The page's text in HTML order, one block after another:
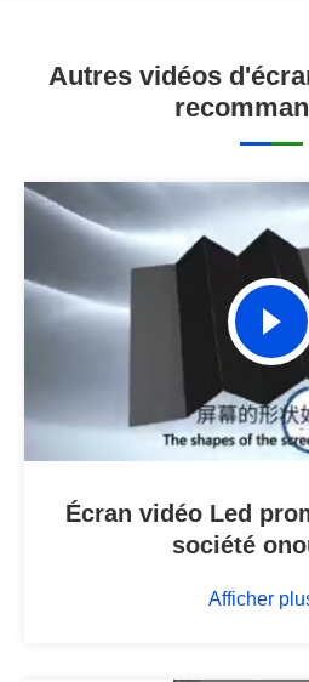
Autres vidéos
Écran vidéo Led
société
Afficher